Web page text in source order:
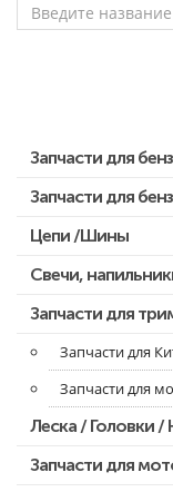
Запчасти для
Запчасти для
Запчасти для
Запчасти для
Запчасти для
Запчасти для
Цепи /Шины
Свечи,
Запчасти для
Запчасти для
Запчасти для
Леска / Головки
Запчасти для